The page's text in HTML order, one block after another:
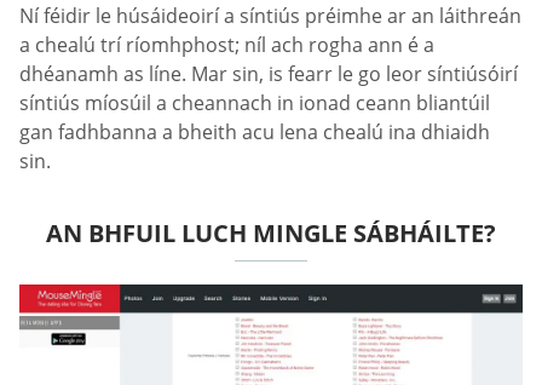
Ní féidir le húsáideoirí a síntiús préimhe ar an láithreán
a chealú trí ríomhphost; níl ach rogha ann é a
dhéanamh as líne. Mar sin, is fearr le go leor síntiúsóirí
síntiús míosúil a cheannach in ionad ceann bliantúil
gan fadhbanna a bheith acu lena chealú ina dhiaidh
sin.
AN BHFUIL LUCH MINGLE SÁBHÁILTE?